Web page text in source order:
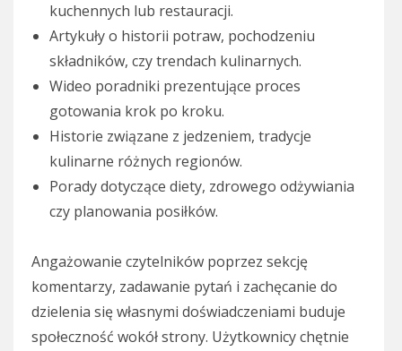
kuchennych lub restauracji.
Artykuły o historii potraw, pochodzeniu
składników, czy trendach kulinarnych.
Wideo poradniki prezentujące proces
gotowania krok po kroku.
Historie związane z jedzeniem, tradycje
kulinarne różnych regionów.
Porady dotyczące diety, zdrowego odżywiania
czy planowania posiłków.
Angażowanie czytelników poprzez sekcję
komentarzy, zadawanie pytań i zachęcanie do
dzielenia się własnymi doświadczeniami buduje
społeczność wokół strony. Użytkownicy chętnie